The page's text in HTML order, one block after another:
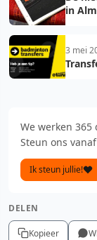
in
3 mei
We werken
Steun ons
Ik steun jullie!
DELEN
Kopieer